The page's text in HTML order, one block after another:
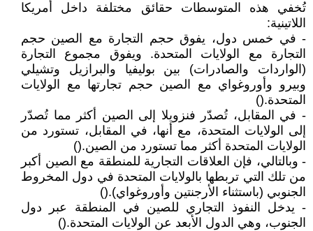
تُخفي هذه المتوسطات حقائق مختلفة داخل أمريكا
اللاتينية:
- في خمس دول، يفوق حجم التجارة مع الصين حجم
التجارة مع الولايات المتحدة. ويفوق مجموع التجارة
(الواردات والصادرات) بين بوليفيا والبرازيل وتشيلي
وبيرو وأوروغواي مع الصين حجم تجارتها مع الولايات
المتحدة.()
- في المقابل، تُصدّر فنزويلا إلى الصين أكثر مما تُصدّر
إلى الولايات المتحدة، مع أنها، في المقابل، تستورد من
الولايات المتحدة أكثر مما تستورد من الصين.()
- وبالتالي، فإن العلاقات التجارية للمنطقة مع الصين أكبر
من تلك التي تربطها بالولايات المتحدة في دول المخروط
الجنوبي (باستثناء الأرجنتين وأوروغواي).()
- يدخل النفوذ التجاري للصين في المنطقة عبر دول
الجنوب، وهي الدول الأبعد عن الولايات المتحدة.()